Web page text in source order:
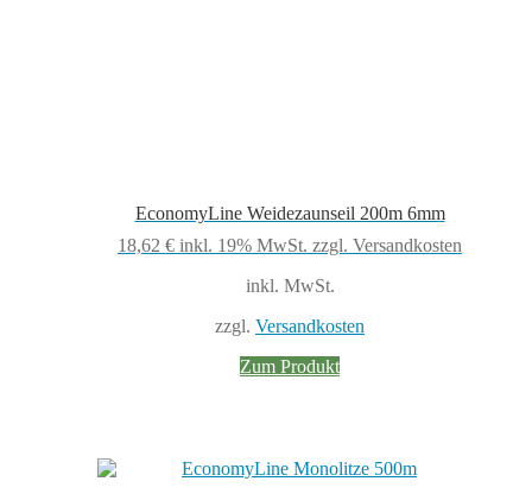
EconomyLine Weidezaunseil 200m 6mm
18,62 € inkl. 19% MwSt. zzgl. Versandkosten
inkl. MwSt.
zzgl. Versandkosten
Zum Produkt